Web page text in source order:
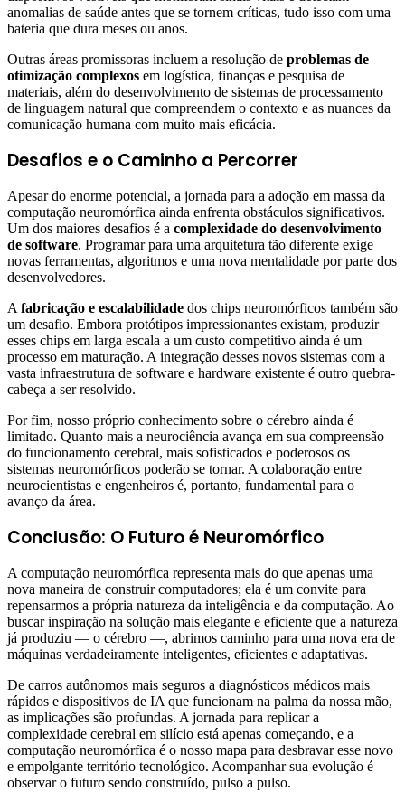
anomalias de saúde antes que se tornem críticas, tudo isso com uma
bateria que dura meses ou anos.
Outras áreas promissoras incluem a resolução de problemas de
otimização complexos em logística, finanças e pesquisa de
materiais, além do desenvolvimento de sistemas de processamento
de linguagem natural que compreendem o contexto e as nuances da
comunicação humana com muito mais eficácia.
Desafios e o Caminho a Percorrer
Apesar do enorme potencial, a jornada para a adoção em massa da
computação neuromórfica ainda enfrenta obstáculos significativos.
Um dos maiores desafios é a complexidade do desenvolvimento
de software. Programar para uma arquitetura tão diferente exige
novas ferramentas, algoritmos e uma nova mentalidade por parte dos
desenvolvedores.
A fabricação e escalabilidade dos chips neuromórficos também são
um desafio. Embora protótipos impressionantes existam, produzir
esses chips em larga escala a um custo competitivo ainda é um
processo em maturação. A integração desses novos sistemas com a
vasta infraestrutura de software e hardware existente é outro quebra-
cabeça a ser resolvido.
Por fim, nosso próprio conhecimento sobre o cérebro ainda é
limitado. Quanto mais a neurociência avança em sua compreensão
do funcionamento cerebral, mais sofisticados e poderosos os
sistemas neuromórficos poderão se tornar. A colaboração entre
neurocientistas e engenheiros é, portanto, fundamental para o
avanço da área.
Conclusão: O Futuro é Neuromórfico
A computação neuromórfica representa mais do que apenas uma
nova maneira de construir computadores; ela é um convite para
repensarmos a própria natureza da inteligência e da computação. Ao
buscar inspiração na solução mais elegante e eficiente que a natureza
já produziu — o cérebro —, abrimos caminho para uma nova era de
máquinas verdadeiramente inteligentes, eficientes e adaptativas.
De carros autônomos mais seguros a diagnósticos médicos mais
rápidos e dispositivos de IA que funcionam na palma da nossa mão,
as implicações são profundas. A jornada para replicar a
complexidade cerebral em silício está apenas começando, e a
computação neuromórfica é o nosso mapa para desbravar esse novo
e empolgante território tecnológico. Acompanhar sua evolução é
observar o futuro sendo construído, pulso a pulso.